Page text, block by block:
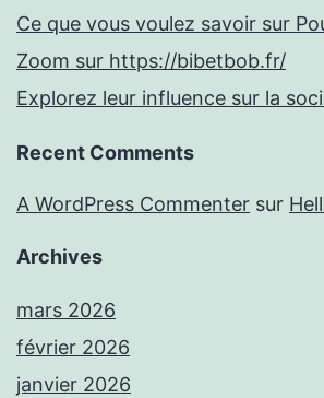
Ce que vous voulez savoir sur
Zoom sur https://bibetbob.fr/
Explorez leur influence sur la
Recent Comments
A WordPress Commenter sur
Archives
mars 2026
février 2026
janvier 2026